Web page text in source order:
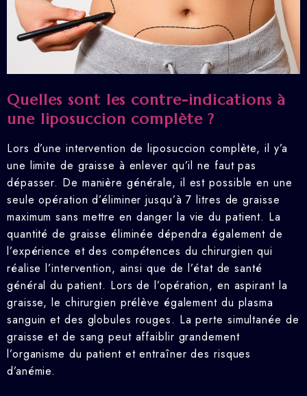
Quelles sont les contre-indications à
une liposuccion complète ?
Lors d’une intervention de liposuccion complète, il y’a
une limite de graisse à enlever qu’il ne faut pas
dépasser. De manière générale, il est possible en une
seule opération d’éliminer jusqu’à 7 litres de graisse
maximum sans mettre en danger la vie du patient. La
quantité de graisse éliminée dépendra également de
l’expérience et des compétences du chirurgien qui
réalise l’intervention, ainsi que de l’état de santé
général du patient. Lors de l’opération, en aspirant la
graisse, le chirurgien prélève également du plasma
sanguin et des globules rouges. La perte simultanée de
graisse et de sang peut affaiblir grandement
l’organisme du patient et entraîner des risques
d’anémie.